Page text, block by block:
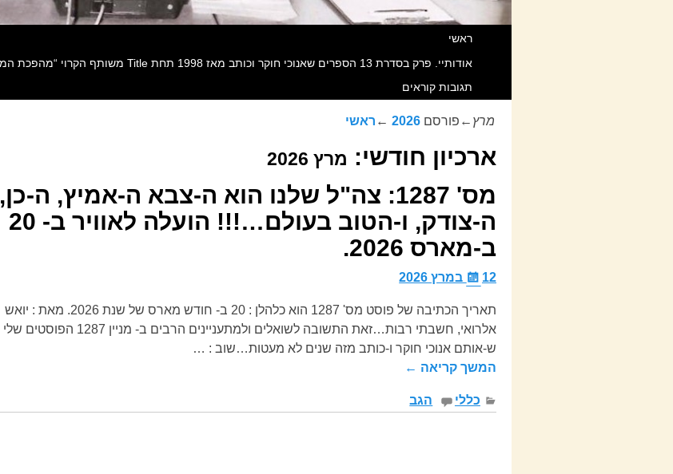
ראשי
אודותיי. פרק בסדרת 13 הספרים שאנוכי חוקר וכותב מאז 1998 תחת Title משותף הקרוי “מהפכת המידע הגדולה בהיסטוריה”. כל הזכויות שמורות.
תגובות קוראים
מרץ ←פורסם 2026
← ראשי
ארכיון חודשי: מרץ 2026
מס' 1287: צה"ל שלנו הוא ה-צבא ה-אמיץ, ה-כן,
ה-צודק, ו-הטוב בעולם…!!! הועלה לאוויר ב- 20
ב-מארס 2026.
12 במרץ 2026
תאריך הכתיבה של פוסט מס' 1287 הוא כלהלן : 20 ב- חודש מארס של שנת 2026. מאת : יואש
אלרואי, חשבתי רבות…זאת התשובה לשואלים ולמתעניינים הרבים ב- מניין 1287 הפוסטים שלי
ש-אותם אנוכי חוקר ו-כותב מזה שנים לא מעטות…שוב : …
המשך קריאה ←
כללי הגב